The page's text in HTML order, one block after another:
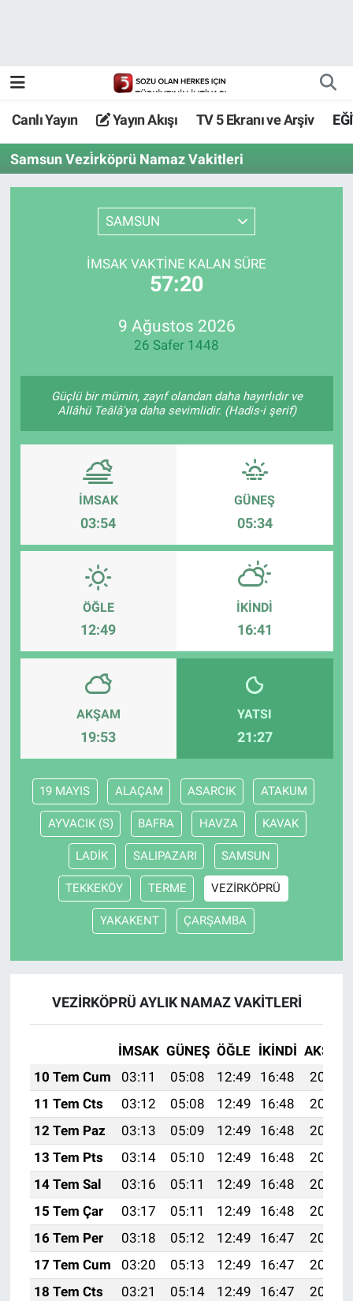
Canlı Yayın Yayın Akışı TV 5 Ekranı ve Arşiv
Samsun Vezi̇rköprü Namaz Vakitleri
SAMSUN
İMSAK VAKTİNE KALAN SÜRE
57:20
9 Ağustos 2026
26 Safer 1448
Güçlü bir mümin, zayıf olandan daha hayırlıdır ve
Allâhü Teâlâ'ya daha sevimlidir. (Hadis-i şerif)
İMSAK
03:54
GÜNEŞ
05:34
ÖĞLE
12:49
İKINDI
16:41
AKŞAM
19:53
YATSI
21:27
19 MAYIS ALAÇAM ASARCIK ATAKUM
AYVACIK (S) BAFRA HAVZA KAVAK
LADİK SALIPAZARI SAMSUN
TEKKEKÖY TERME VEZİRKÖPRÜ
YAKAKENT ÇARŞAMBA
VEZİRKÖPRÜ AYLIK NAMAZ VAKITLERI
İMSAK GÜNEŞ ÖĞLE İKINDI AKŞAM
10 Tem Cum
03:11 05:08 12:49 16:48
20:19
11 Tem Cts
03:12 05:08 12:49 16:48
20:19
12 Tem Paz
03:13 05:09 12:49 16:48
20:19
13 Tem Pts
03:14 05:10 12:49 16:48
20:18
14 Tem Sal
03:16 05:11 12:49 16:48
20:18
15 Tem Çar
03:17 05:11 12:49 16:48
20:17
16 Tem Per
03:18 05:12 12:49 16:47
20:16
17 Tem Cum
03:20 05:13 12:49 16:47
20:16
18 Tem Cts
03:21 05:14 12:49 16:47
20:15
TV 5 Ekranı ve Arşiv